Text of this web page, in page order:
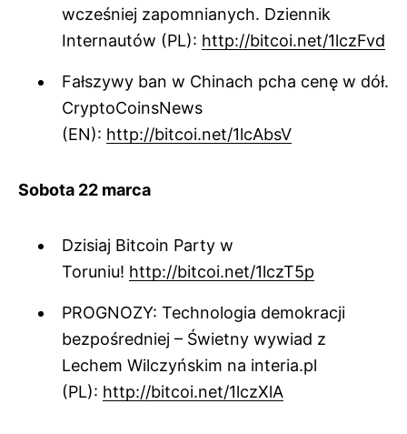
wcześniej zapomnianych. Dziennik
Internautów (PL): http://bitcoi.net/1lczFvd
Fałszywy ban w Chinach pcha cenę w dół.
CryptoCoinsNews
(EN): http://bitcoi.net/1lcAbsV
Sobota 22 marca
Dzisiaj Bitcoin Party w
Toruniu! http://bitcoi.net/1lczT5p
PROGNOZY: Technologia demokracji
bezpośredniej – Świetny wywiad z
Lechem Wilczyńskim na interia.pl
(PL): http://bitcoi.net/1lczXlA